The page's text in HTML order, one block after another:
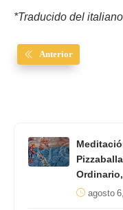
*Traducido del italiano
Anterior
agosto